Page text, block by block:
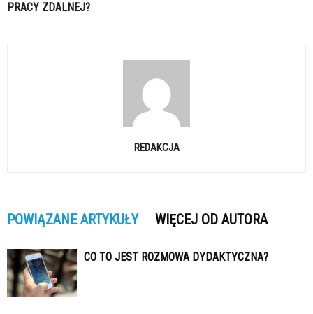
PRACY ZDALNEJ?
REDAKCJA
POWIĄZANE ARTYKUŁY WIĘCEJ OD AUTORA
CO TO JEST ROZMOWA DYDAKTYCZNA?